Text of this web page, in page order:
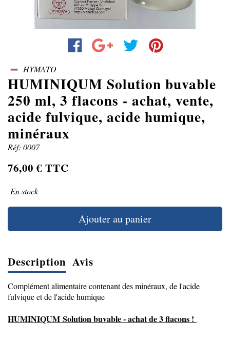
HYMATO
HUMINIQUM Solution buvable
250 ml, 3 flacons - achat, vente,
acide fulvique, acide humique,
minéraux
Réf: 0007
76,00 € TTC
En stock
Ajouter au panier
Description Avis
Complément alimentaire contenant des minéraux, de l'acide
fulvique et de l'acide humique
HUMINIQUM Solution buvable - achat de 3 flacons !